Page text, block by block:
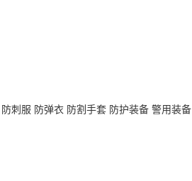
防刺服 防弹衣 防割手套 防护装备 警用装备